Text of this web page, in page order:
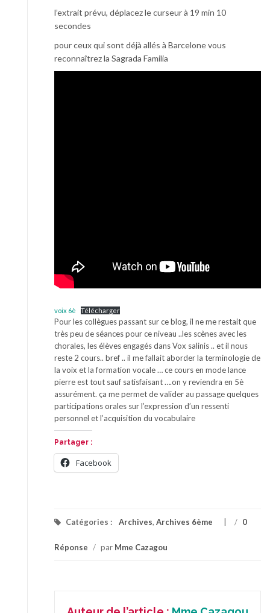
l’extrait prévu, déplacez le curseur à 19 min 10
secondes
pour ceux qui sont déjà allés à Barcelone vous
reconnaîtrez la Sagrada Familia
voix 6è Télécharger
Pour les collègues passant sur ce blog, il ne me restait que
très peu de séances pour ce niveau ..les scènes avec les
chorales, les élèves engagés dans Vox salinis .. et il nous
reste 2 cours.. bref .. il me fallait aborder la terminologie de
la voix et la formation vocale … ce cours en mode lance
pierre est tout sauf satisfaisant ….on y reviendra en 5è
assurément. ça me permet de valider au passage quelques
participations orales sur l’expression d’un ressenti
personnel et l’acquisition du vocabulaire
Partager :
Facebook
Catégories : Archives, Archives 6ème / 0
Réponse / par Mme Cazagou